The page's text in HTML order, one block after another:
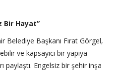
Bir Hayat”
Belediye Başkanı Fırat Görgel,
ve kapsayıcı bir yapıya
paylaştı. Engelsiz bir şehir inşa